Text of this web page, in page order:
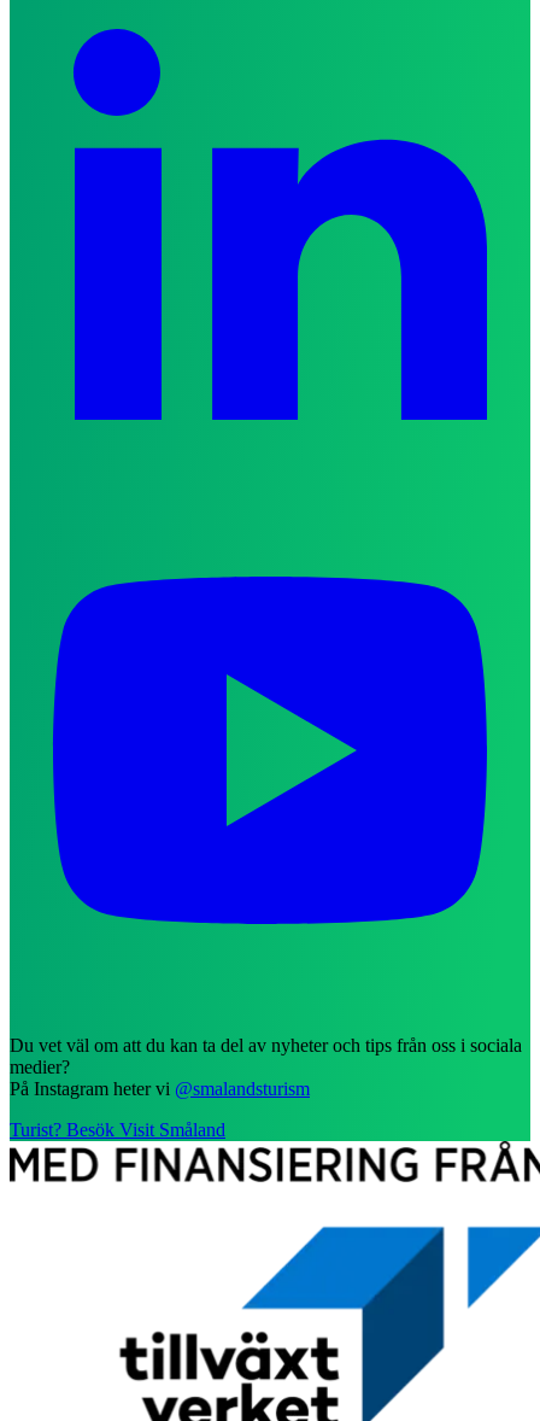
Du vet väl om att du kan ta del av nyheter och tips från oss i sociala
medier?
På Instagram heter vi @smalandsturism
Turist? Besök Visit Småland